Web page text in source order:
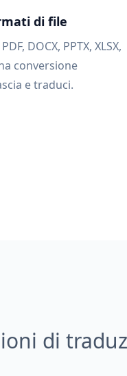
di file
DOCX, PPTX, XLSX,
conversione
e traduci.
di